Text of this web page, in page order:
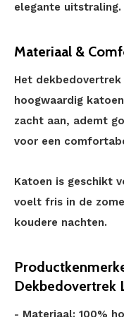
elegante uitstraling.
Materiaal &
Het dekbedovertrek
hoogwaardig
zacht aan, ademt
voor een
Katoen is geschikt
voelt fris in de
koudere nachten.
Dekbedovertrek
- Materiaal: 100%